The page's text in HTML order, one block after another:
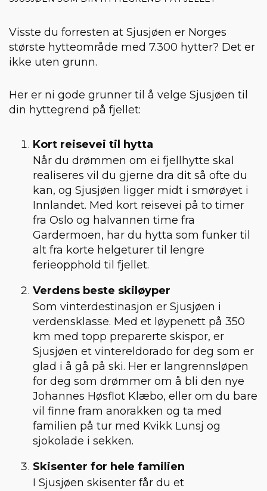
Visste du forresten at Sjusjøen er Norges
største hytteområde med 7.300 hytter? Det er
ikke uten grunn.
Her er ni gode grunner til å velge Sjusjøen til
din hyttegrend på fjellet:
Kort reisevei til hytta
Når du drømmen om ei fjellhytte skal
realiseres vil du gjerne dra dit så ofte du
kan, og Sjusjøen ligger midt i smørøyet i
Innlandet. Med kort reisevei på to timer
fra Oslo og halvannen time fra
Gardermoen, har du hytta som funker til
alt fra korte helgeturer til lengre
ferieopphold til fjellet.
Verdens beste skiløyper
Som vinterdestinasjon er Sjusjøen i
verdensklasse. Med et løypenett på 350
km med topp preparerte skispor, er
Sjusjøen et vintereldorado for deg som er
glad i å gå på ski. Her er langrennsløpen
for deg som drømmer om å bli den nye
Johannes Høsflot Klæbo, eller om du bare
vil finne fram anorakken og ta med
familien på tur med Kvikk Lunsj og
sjokolade i sekken.
Skisenter for hele familien
I Sjusjøen skisenter får du et